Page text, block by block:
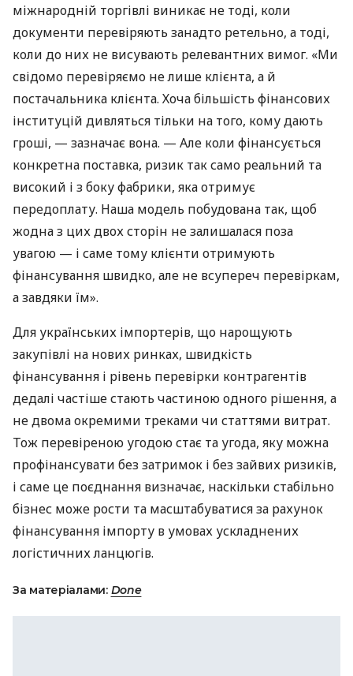
міжнародній торгівлі виникає не тоді, коли
документи перевіряють занадто ретельно, а тоді,
коли до них не висувають релевантних вимог. «Ми
свідомо перевіряємо не лише клієнта, а й
постачальника клієнта. Хоча більшість фінансових
інституцій дивляться тільки на того, кому дають
гроші, — зазначає вона. — Але коли фінансується
конкретна поставка, ризик так само реальний та
високий і з боку фабрики, яка отримує
передоплату. Наша модель побудована так, щоб
жодна з цих двох сторін не залишалася поза
увагою — і саме тому клієнти отримують
фінансування швидко, але не всупереч перевіркам,
а завдяки їм».
Для українських імпортерів, що нарощують
закупівлі на нових ринках, швидкість
фінансування і рівень перевірки контрагентів
дедалі частіше стають частиною одного рішення, а
не двома окремими треками чи статтями витрат.
Тож перевіреною угодою стає та угода, яку можна
профінансувати без затримок і без зайвих ризиків,
і саме це поєднання визначає, наскільки стабільно
бізнес може рости та масштабуватися за рахунок
фінансування імпорту в умовах ускладнених
логістичних ланцюгів.
За матеріалами: Done